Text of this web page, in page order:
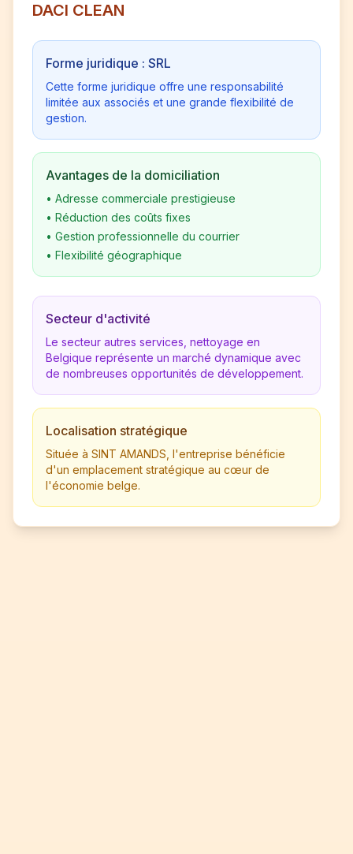
DACI CLEAN
Forme juridique : SRL
Cette forme juridique offre une responsabilité
limitée aux associés et une grande flexibilité de
gestion.
Avantages de la domiciliation
• Adresse commerciale prestigieuse
• Réduction des coûts fixes
• Gestion professionnelle du courrier
• Flexibilité géographique
Secteur d'activité
Le secteur autres services, nettoyage en
Belgique représente un marché dynamique avec
de nombreuses opportunités de développement.
Localisation stratégique
Située à SINT AMANDS, l'entreprise bénéficie
d'un emplacement stratégique au cœur de
l'économie belge.